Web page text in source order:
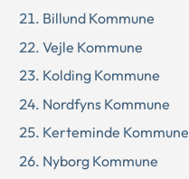
Billund Kommune
Vejle Kommune
Kolding Kommune
Nordfyns Kommune
Kerteminde Kommune
Nyborg Kommune